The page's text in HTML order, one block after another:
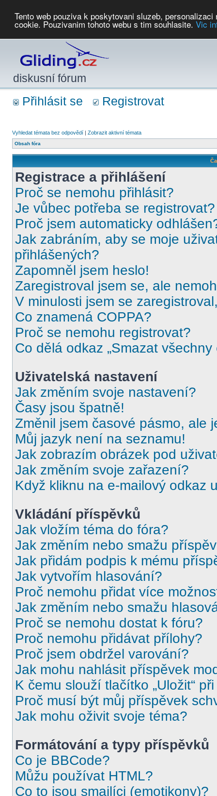
Tento web pouziva k poskytovani sluzeb,
cookie. Pouzivanim tohoto webu s tim souhlasite. Vic
diskusní fórum
Přihlásit se Registrovat
Vyhledat témata bez odpovědí | Zobrazit aktivní témata
Obsah fóra
Registrace a přihlášení
Proč se nemohu přihlásit?
Je vůbec potřeba se registrovat?
Proč jsem automaticky
Jak zabráním, aby se moje
přihlášených?
Zapomněl jsem heslo!
Zaregistroval jsem se, ale
V minulosti jsem se
Co znamená COPPA?
Proč se nemohu registrovat?
Co dělá odkaz „Smazat všechny
Uživatelská nastavení
Jak změním svoje nastavení?
Časy jsou špatně!
Změnil jsem časové pásmo, ale
Můj jazyk není na seznamu!
Jak zobrazím obrázek pod
Jak změním svoje zařazení?
Když kliknu na e-mailový odkaz
Vkládání příspěvků
Jak vložím téma do fóra?
Jak změním nebo smažu
Jak přidám podpis k mému
Jak vytvořím hlasování?
Proč nemohu přidat více
Jak změním nebo smažu
Proč se nemohu dostat k fóru?
Proč nemohu přidávat přílohy?
Proč jsem obdržel varování?
Jak mohu nahlásit příspěvek
K čemu slouží tlačítko „Uložit“
Proč musí být můj příspěvek
Jak mohu oživit svoje téma?
Formátování a typy příspěvků
Co je BBCode?
Můžu používat HTML?
Co to jsou smajlíci (emotikony)?